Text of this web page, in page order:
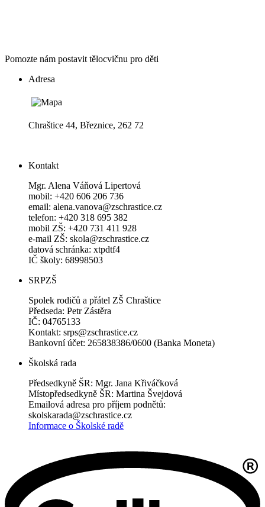
Pomozte nám postavit tělocvičnu pro děti
Adresa
Chraštice 44, Březnice, 262 72
Kontakt
Mgr. Alena Váňová Lipertová
mobil: +420 606 206 736
email: alena.vanova@zschrastice.cz
telefon: +420 318 695 382
mobil ZŠ: +420 731 411 928
e-mail ZŠ: skola@zschrastice.cz
datová schránka: xtpdtf4
IČ školy: 68998503
SRPZŠ
Spolek rodičů a přátel ZŠ Chraštice
Předseda: Petr Zástěra
IČ: 04765133
Kontakt: srps@zschrastice.cz
Bankovní účet: 265838386/0600 (Banka Moneta)
Školská rada
Předsedkyně ŠR: Mgr. Jana Křiváčková
Místopředsedkyně ŠR: Martina Švejdová
Emailová adresa pro příjem podnětů:
skolskarada@zschrastice.cz
Informace o Školské radě